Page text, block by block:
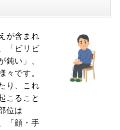
が含まれ
「ビリビ
鈍い」、
々です。
り、これ
こること
位は
「顔・手